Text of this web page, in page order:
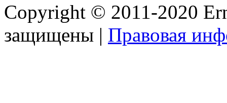
Copyright © 2011-2020
защищены | Правовая